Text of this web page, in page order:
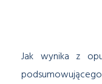
Jak wynika z